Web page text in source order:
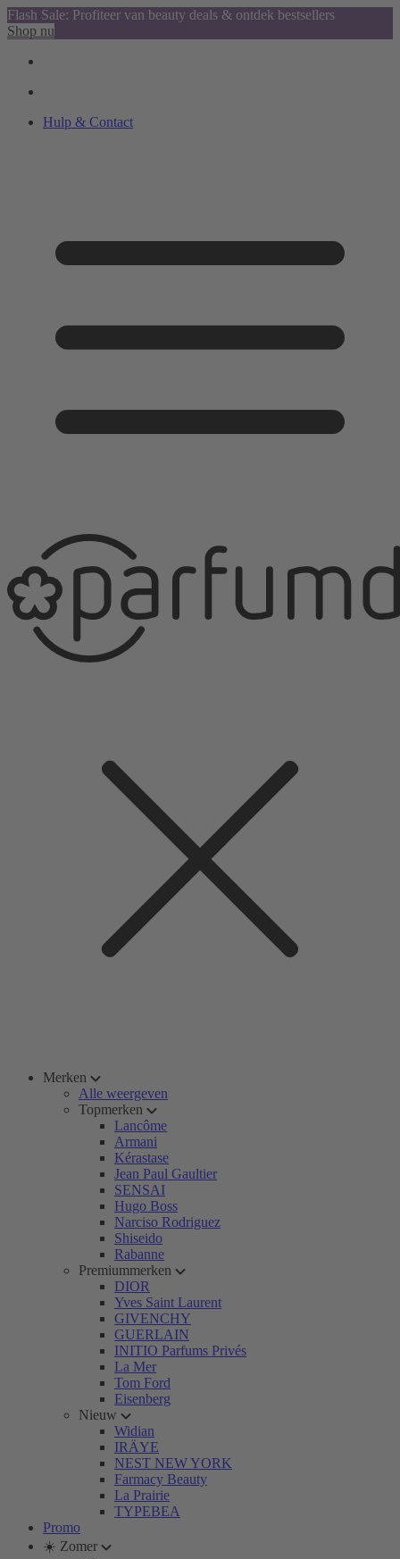
Flash Sale: Profiteer van beauty deals & ontdek bestsellers
Shop nu
Hulp & Contact
Merken
Alle weergeven
Topmerken
Lancôme
Armani
Kérastase
Jean Paul Gaultier
SENSAI
Hugo Boss
Narciso Rodriguez
Shiseido
Rabanne
Premiummerken
DIOR
Yves Saint Laurent
GIVENCHY
GUERLAIN
INITIO Parfums Privés
La Mer
Tom Ford
Eisenberg
Nieuw
Widian
IRÄYE
NEST NEW YORK
Farmacy Beauty
La Prairie
TYPEBEA
Promo
☀️ Zomer